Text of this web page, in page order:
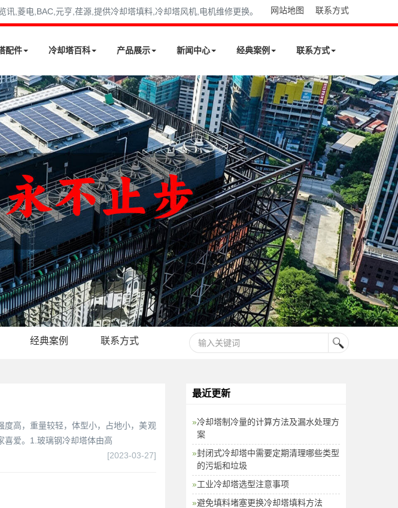
,菱电,BAC,元亨,荏源,提供冷却塔填料,冷却塔风机,电机维修更换。 网站地图 联系方式
配件 冷却塔百科 产品展示 新闻中心 经典案例 联系方式
经典案例 联系方式
度高，重量较轻，体型小，占地小，美观
喜爱。1.玻璃钢冷却塔体由高
[2023-03-27]
最近更新
冷却塔制冷量的计算方法及漏水处理方
案
封闭式冷却塔中需要定期清理哪些类型
的污垢和垃圾
工业冷却塔选型注意事项
避免填料堵塞更换冷却塔填料方法